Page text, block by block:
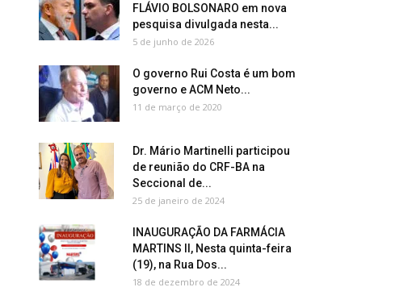
FLÁVIO BOLSONARO em nova
pesquisa divulgada nesta...
5 de junho de 2026
O governo Rui Costa é um bom
governo e ACM Neto...
11 de março de 2020
Dr. Mário Martinelli participou
de reunião do CRF-BA na
Seccional de...
25 de janeiro de 2024
INAUGURAÇÃO DA FARMÁCIA
MARTINS II, Nesta quinta-feira
(19), na Rua Dos...
18 de dezembro de 2024